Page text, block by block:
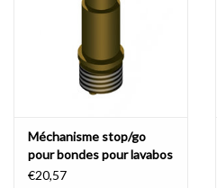
Méchanisme stop/go
pour bondes pour lavabos
InBe et Lineabeta
€20,57